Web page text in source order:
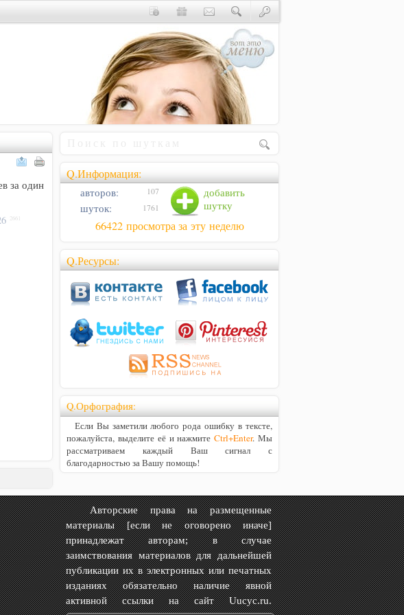
за один
2661
Q.Информация:
добавить
шутку
авторов: 107
шуток: 1761
66422 просмотра за эту неделю
Q.Ресурсы:
Q.Орфография:
Если Вы заметили любого рода ошибку в тексте,
пожалуйста, выделите её и нажмитеCtrl+Enter. Мы
рассматриваем каждый Ваш сигнал с
благодарностью за Вашу помощь!
Авторские права на размещенные
материалы [если не оговорено иначе]
принадлежат авторам; в случае
заимствования материалов для дальнейшей
публикации их в электронных или печатных
изданиях обязательно наличие явной
активной ссылки на сайт Uucyc.ru.